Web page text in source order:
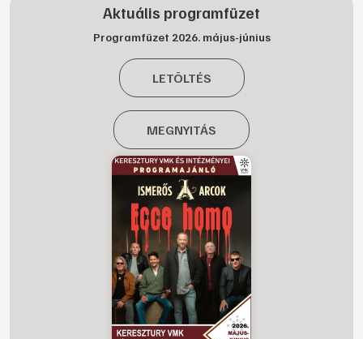
Aktuális programfüzet
Programfüzet 2026. május-június
LETÖLTÉS
MEGNYITÁS